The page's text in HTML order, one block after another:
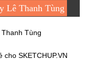
Lê Thanh Tùng
cho SKETCHUP.VN